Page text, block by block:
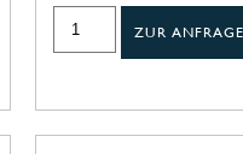
ZUR